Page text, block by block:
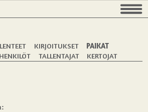
KIRJOITUKSET
PAIKAT
TALLENTAJAT KERTOJAT